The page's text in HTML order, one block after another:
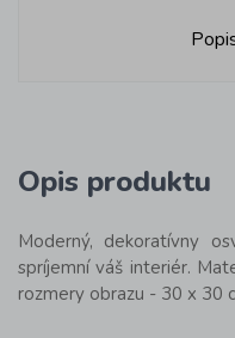
Opis produktu
Moderný, dekoratívny
spríjemní váš interiér.
rozmery obrazu - 30 x 30